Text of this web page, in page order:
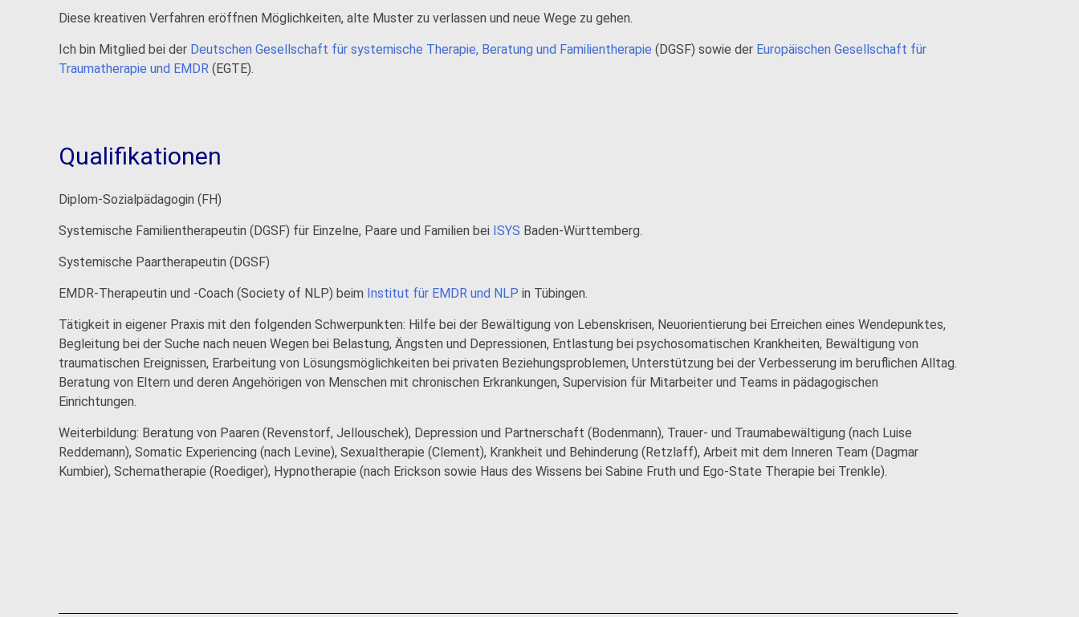
Diese kreativen Verfahren eröffnen Möglichkeiten, alte Muster zu verlassen und neue Wege zu gehen.
Ich bin Mitglied bei der Deutschen Gesellschaft für systemische Therapie, Beratung und Familientherapie (DGSF) sowie der Europäischen Gesellschaft für
Traumatherapie und EMDR (EGTE).
Qualifikationen
Diplom-Sozialpädagogin (FH)
Systemische Familientherapeutin (DGSF) für Einzelne, Paare und Familien bei ISYS Baden-Württemberg.
Systemische Paartherapeutin (DGSF)
EMDR-Therapeutin und -Coach (Society of NLP) beim Institut für EMDR und NLP in Tübingen.
Tätigkeit in eigener Praxis mit den folgenden Schwerpunkten: Hilfe bei der Bewältigung von Lebenskrisen, Neuorientierung bei Erreichen eines Wendepunktes,
Begleitung bei der Suche nach neuen Wegen bei Belastung, Ängsten und Depressionen, Entlastung bei psychosomatischen Krankheiten, Bewältigung von
traumatischen Ereignissen, Erarbeitung von Lösungsmöglichkeiten bei privaten Beziehungsproblemen, Unterstützung bei der Verbesserung im beruflichen Alltag.
Beratung von Eltern und deren Angehörigen von Menschen mit chronischen Erkrankungen, Supervision für Mitarbeiter und Teams in pädagogischen
Einrichtungen.
Weiterbildung: Beratung von Paaren (Revenstorf, Jellouschek), Depression und Partnerschaft (Bodenmann), Trauer- und Traumabewältigung (nach Luise
Reddemann), Somatic Experiencing (nach Levine), Sexualtherapie (Clement), Krankheit und Behinderung (Retzlaff), Arbeit mit dem Inneren Team (Dagmar
Kumbier), Schematherapie (Roediger), Hypnotherapie (nach Erickson sowie Haus des Wissens bei Sabine Fruth und Ego-State Therapie bei Trenkle).